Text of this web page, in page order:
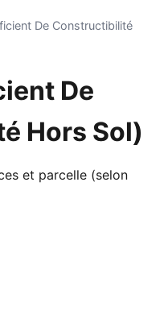
De Constructibilité
De
Hors Sol)
et parcelle (selon